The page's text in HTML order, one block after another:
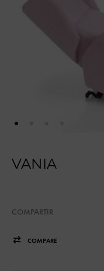
VANIA
COMPARTIR
COMPARE